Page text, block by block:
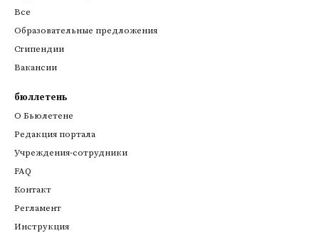
Все
Образовательные предложения
Стипендии
Вакансии
бюллетень
О Бьюлетене
Редакция портала
Учреждения-сотрудники
FAQ
Контакт
Регламент
Инструкция